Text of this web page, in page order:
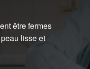
être fermes
lisse et